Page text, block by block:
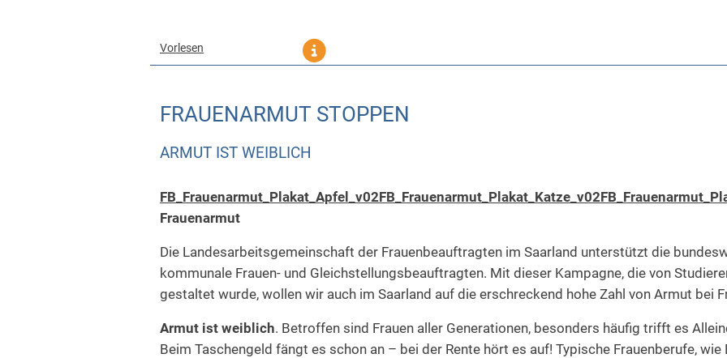
Vorlesen
FRAUENARMUT STOPPEN
ARMUT IST WEIBLICH
FB_Frauenarmut_Plakat_Apfel_v02FB_Frauenarmut_Plakat_Katze_v02
Frauenarmut
Die Landesarbeitsgemeinschaft der Frauenbeauftragten im Saarland unterstützt die
kommunale Frauen- und Gleichstellungsbeauftragten. Mit dieser Kampagne, die von
gestaltet wurde, wollen wir auch im Saarland auf die erschreckend hohe Zahl von Armut bei
Armut ist weiblich. Betroffen sind Frauen aller Generationen, besonders häufig trifft es
Beim Taschengeld fängt es schon an – bei der Rente hört es auf! Typische Frauenberufe, wie